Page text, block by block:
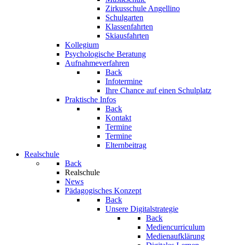
Zirkusschule Angellino
Schulgarten
Klassenfahrten
Skiausfahrten
Kollegium
Psychologische Beratung
Aufnahmeverfahren
Back
Infotermine
Ihre Chance auf einen Schulplatz
Praktische Infos
Back
Kontakt
Termine
Termine
Elternbeitrag
Realschule
Back
Realschule
News
Pädagogisches Konzept
Back
Unsere Digitalstrategie
Back
Mediencurriculum
Medienaufklärung